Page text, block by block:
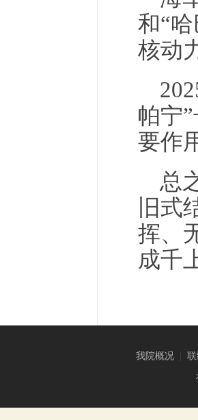
和“
核动
帕宁
要作
总
旧式
挥、
成千
我院概况